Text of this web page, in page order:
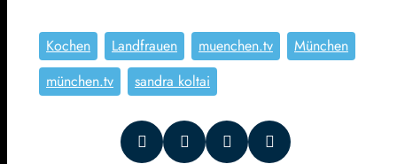
Kochen Landfrauen muenchen.tv
München
münchen.tv
sandra koltai